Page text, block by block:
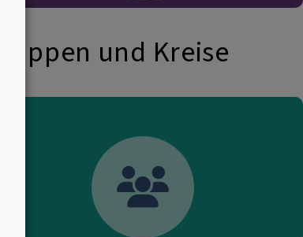
Gruppen und Kreise